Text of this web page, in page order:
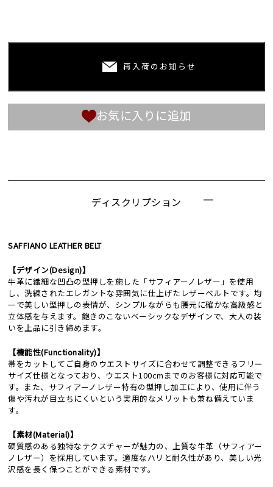
再入荷のお知らせ
お気に入りに追加
ディスクリプション
SAFFIANO LEATHER BELT
【デザイン(Design)】
牛革に繊細な凹凸の型押しを施した「サフィアーノレザー」を使用
し、洗練されたエレガントな雰囲気に仕上げたレザーベルトです。均
一で美しい型押しの表情が、シンプルながらも腰元に確かな高級感と
立体感を与えます。飽きのこないベーシックなデザインで、大人の装
いを上品に引き締めます。
【機能性(Functionality)】
帯をカットしてご自身のウエストサイズに合わせて調整できるフリー
サイズ仕様となっており、ウエスト100cmまでのお客様に対応可能で
す。また、サフィアーノレザー特有の型押し加工により、使用に伴う
傷や汚れが目立ちにくいという実用的なメリットも兼ね備えていま
す。
【素材(Material)】
硬質感のある独特なテクスチャーが魅力の、上質な牛革（サフィアー
ノレザー）を採用しています。適度なハリと耐久性があり、美しい光
沢感を長く保つことができる素材です。